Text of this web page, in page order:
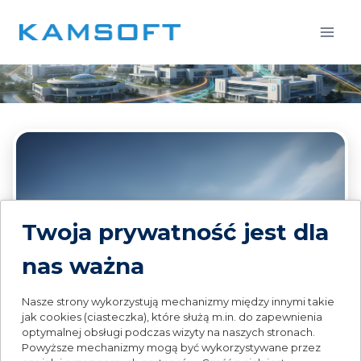
Twoja prywatność jest dla
nas ważna
Nasze strony wykorzystują mechanizmy między innymi takie
jak cookies (ciasteczka), które służą m.in. do zapewnienia
optymalnej obsługi podczas wizyty na naszych stronach.
Powyższe mechanizmy mogą być wykorzystywane przez